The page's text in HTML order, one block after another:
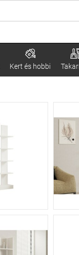
Kert és hobbi